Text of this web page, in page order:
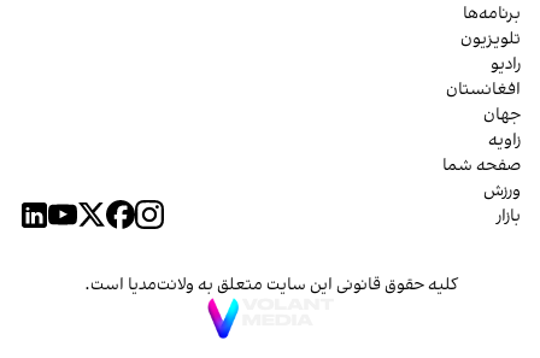
برنامه‌ها
تلویزیون
رادیو
افغانستان
جهان
زاویه
صفحه شما
ورزش
بازار
کلیه حقوق قانونی این سایت متعلق به ولانت‌مدیا است.